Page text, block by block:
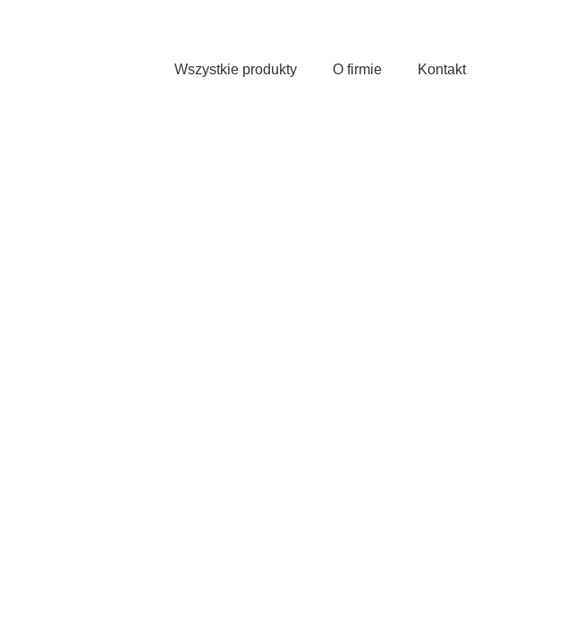
Wszystkie produkty
O firmie Kontakt